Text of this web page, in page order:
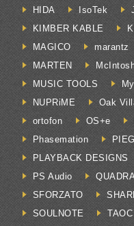
HIDA
IsoTek
KIMBER KABLE
MAGICO
marantz
MARTEN
MUSIC TOOLS
NUPRiME
Oak
ortofon
OS+e
Phasemation
PLAYBACK DESIGNS
PS Audio
SFORZATO
SOULNOTE
TAOC